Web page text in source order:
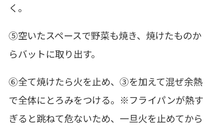
く。
⑤空いたスペースで野菜も焼き、焼けたものか
らバットに取り出す。
⑥全て焼けたら火を止め、③を加えて混ぜ余熱
で全体にとろみをつける。※フライパンが熱す
ぎると跳ねて危ないため、一旦火を止めてから